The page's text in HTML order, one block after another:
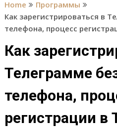
Home
Программы
Как зарегистрироваться в
телефона, процесс
Как
Телеграмме
телефона,
регистрации в